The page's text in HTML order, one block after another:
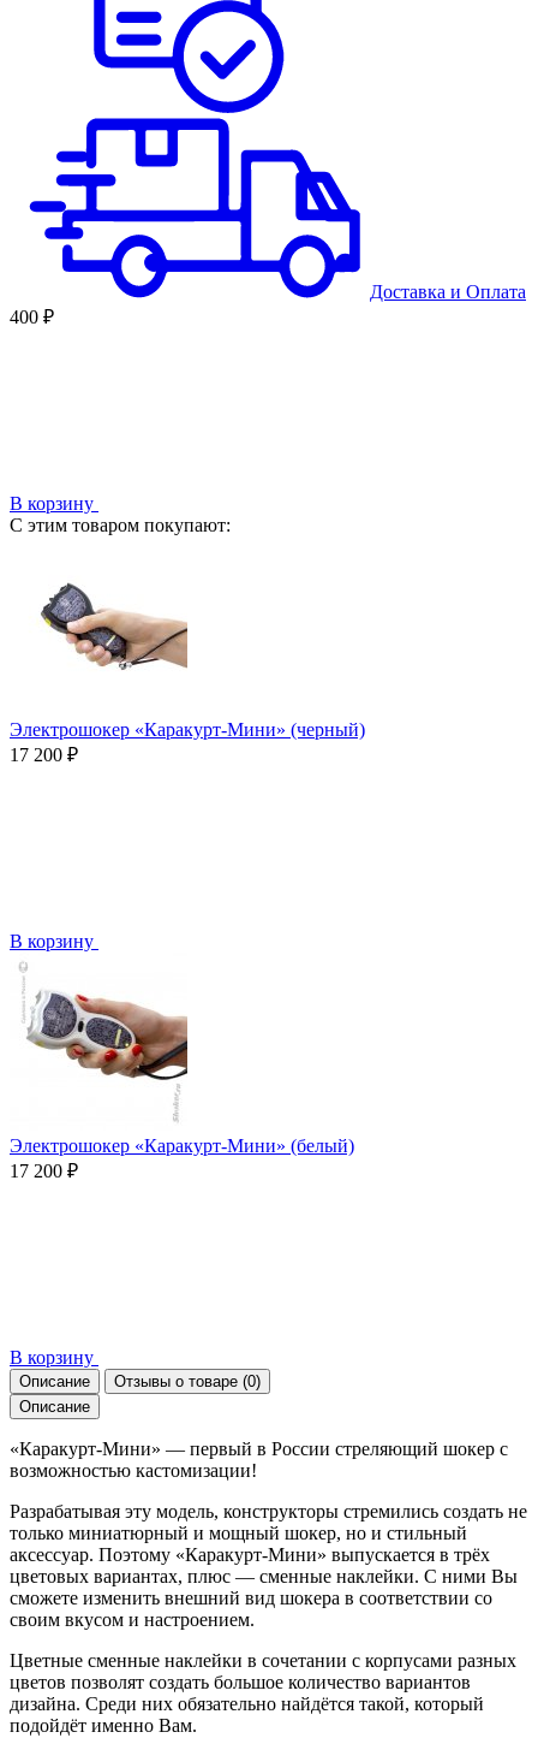
Доставка и Оплата
400 ₽
В корзину
С этим товаром покупают:
Электрошокер «Каракурт-Мини» (черный)
17 200 ₽
В корзину
Электрошокер «Каракурт-Мини» (белый)
17 200 ₽
В корзину
Описание Отзывы о товаре (0)
Описание
«Каракурт-Мини» — первый в России стреляющий шокер с
возможностью кастомизации!
Разрабатывая эту модель, конструкторы стремились создать не
только миниатюрный и мощный шокер, но и стильный
аксессуар. Поэтому «Каракурт-Мини» выпускается в трёх
цветовых вариантах, плюс — сменные наклейки. С ними Вы
сможете изменить внешний вид шокера в соответствии со
своим вкусом и настроением.
Цветные сменные наклейки в сочетании с корпусами разных
цветов позволят создать большое количество вариантов
дизайна. Среди них обязательно найдётся такой, который
подойдёт именно Вам.